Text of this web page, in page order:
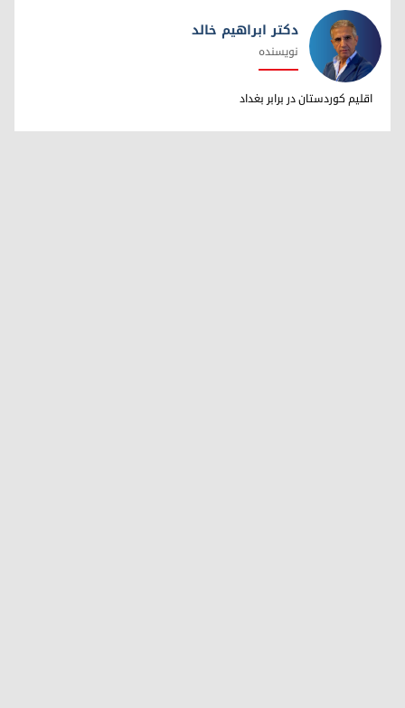
دکتر ابراهیم خالد
دکتر ابراهیم خالد
نویسنده
اقلیم کوردستان در برابر بغداد